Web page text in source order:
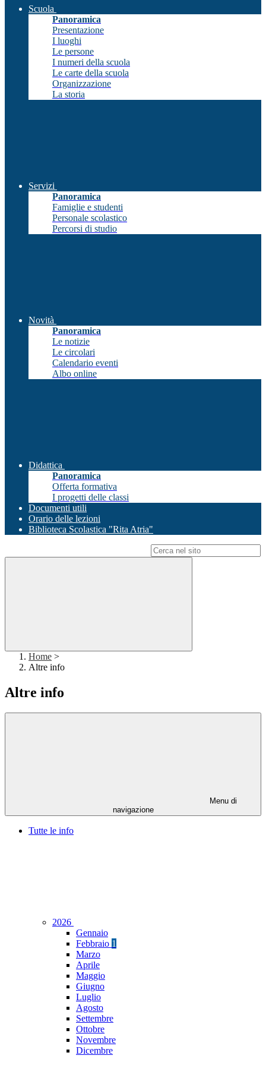
Scuola
Panoramica
Presentazione
I luoghi
Le persone
I numeri della scuola
Le carte della scuola
Organizzazione
La storia
Servizi
Panoramica
Famiglie e studenti
Personale scolastico
Percorsi di studio
Novità
Panoramica
Le notizie
Le circolari
Calendario eventi
Albo online
Didattica
Panoramica
Offerta formativa
I progetti delle classi
Documenti utili
Orario delle lezioni
Biblioteca Scolastica "Rita Atria"
Home >
Altre info
Altre info
Menu di
navigazione
Tutte le info
2026
Gennaio
Febbraio 1
Marzo
Aprile
Maggio
Giugno
Luglio
Agosto
Settembre
Ottobre
Novembre
Dicembre